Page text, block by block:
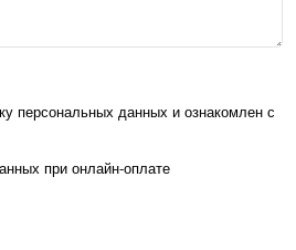
персональных данных и ознакомлен с
при онлайн-оплате